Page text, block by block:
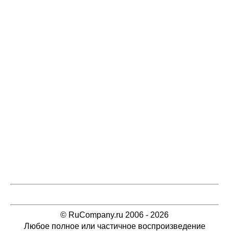
© RuCompany.ru 2006 - 2026
Любое полное или частичное воспроизведение